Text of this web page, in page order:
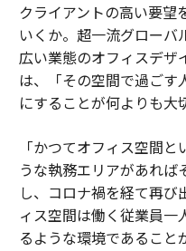
クライアントの高い要望
いくか。超一流グローバ
広い業態のオフィスデザ
は、「その空間で過ごす
にすることが何よりも大
「かつてオフィス空間
うな執務エリアがあれ
し、コロナ禍を経て再び
ィス空間は働く従業員
るような環境であること